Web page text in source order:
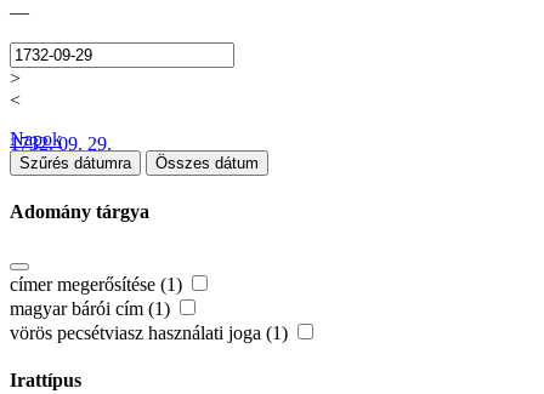
—
>
<
1732. 09. 29.
Napok
Szűrés dátumra Összes dátum
Adomány tárgya
címer megerősítése (1)
magyar bárói cím (1)
vörös pecsétviasz használati joga (1)
Irattípus